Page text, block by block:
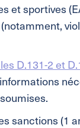
sportives
D.131-2 et
sanctions (1